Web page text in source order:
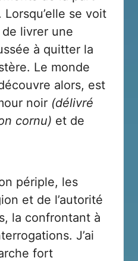
se voit
livrer une
à quitter la
Le monde
alors, est
noir (délivré
cornu) et de
périple, les
et de l’autorité
la confrontant à
J’ai
fort